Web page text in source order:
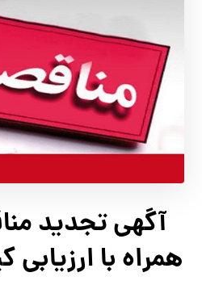
آگهي تجديد
همراه با